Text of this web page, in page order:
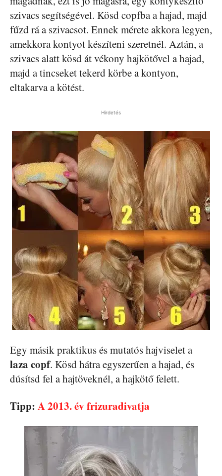
szivacs segítségével. Kösd copfba a hajad, majd
fűzd rá a szivacsot. Ennek mérete akkora legyen,
amekkora kontyot készíteni szeretnél. Aztán, a
szivacs alatt kösd át vékony hajkötővel a hajad,
majd a tincseket tekerd körbe a kontyon,
eltakarva a kötést.
Hirdetés
Egy másik praktikus és mutatós hajviselet a
laza copf. Kösd hátra egyszerűen a hajad, és
dúsítsd fel a hajtöveknél, a hajkötő felett.
Tipp: A 2013. év frizuradivatja